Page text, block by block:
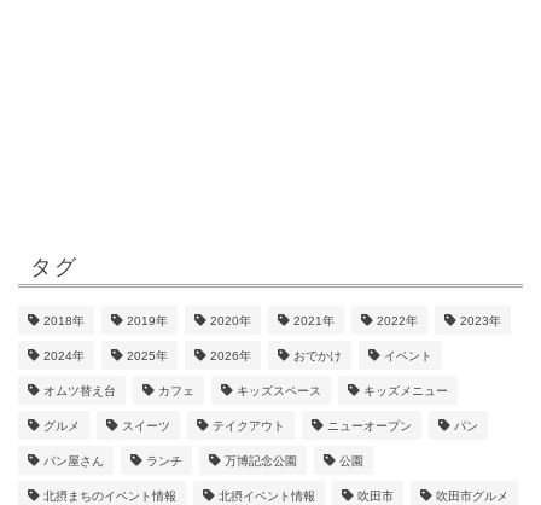
タグ
2018年 2019年 2020年 2021年 2022年 2023年
2024年 2025年 2026年 おでかけ イベント
オムツ替え台 カフェ キッズスペース キッズメニュー
グルメ スイーツ テイクアウト ニューオープン パン
パン屋さん ランチ 万博記念公園 公園
北摂まちのイベント情報 北摂イベント情報 吹田市 吹田市グルメ